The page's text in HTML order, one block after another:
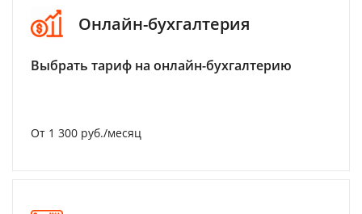
Онлайн-бухгалтерия
Выбрать тариф на онлайн-бухгалтерию
От 1 300 руб./месяц